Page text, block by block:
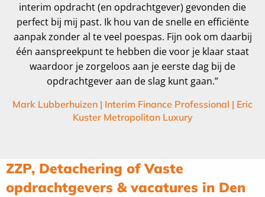
interim opdracht (en opdrachtgever) gevonden die
perfect bij mij past. Ik hou van de snelle en efficiënte
aanpak zonder al te veel poespas. Fijn ook om daarbij
één aanspreekpunt te hebben die voor je klaar staat
waardoor je zorgeloos aan je eerste dag bij de
opdrachtgever aan de slag kunt gaan.”
Mark Lubberhuizen | Interim Finance Professional | Eric
Kuster Metropolitan Luxury
ZZP, Detachering of Vaste
opdrachtgevers & vacatures in Den